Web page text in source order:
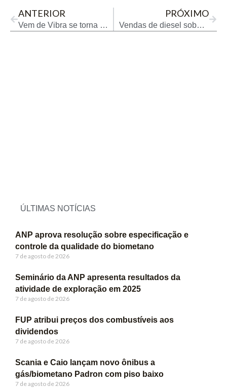
ANTERIOR
Vem de Vibra se torna a maior convenção realizada pela Distribuidora
PRÓXIMO
Vendas de diesel sobem 11,7% e têm recorde para janeiro, diz ANP
ÚLTIMAS NOTÍCIAS
ANP aprova resolução sobre especificação e
controle da qualidade do biometano
7 de agosto de 2026
Seminário da ANP apresenta resultados da
atividade de exploração em 2025
7 de agosto de 2026
FUP atribui preços dos combustíveis aos
dividendos
7 de agosto de 2026
Scania e Caio lançam novo ônibus a
gás/biometano Padron com piso baixo
7 de agosto de 2026